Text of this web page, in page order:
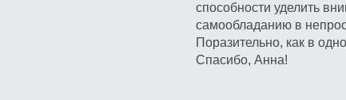
способности уделить
самообладанию в
Поразительно, как в
Спасибо, Анна!